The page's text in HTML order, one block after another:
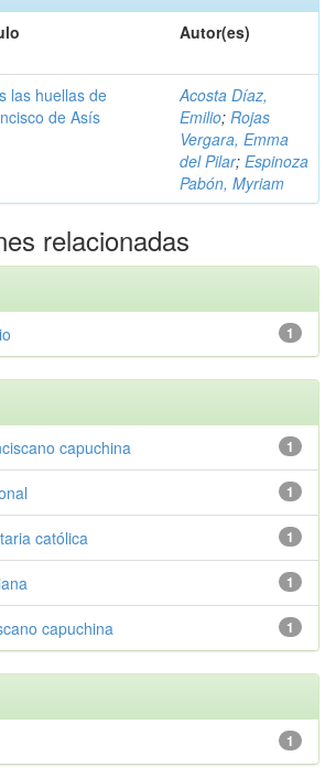
Autor(es)
las huellas de
de Asís
Acosta Díaz,
Emilio; Rojas
Vergara, Emma
del Pilar; Espinoza
Pabón, Myriam
relacionadas
1
1
capuchina
1
1
católica
1
1
capuchina
1